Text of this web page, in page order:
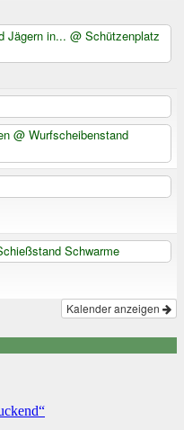
Jägern in... @ Schützenplatz
@ Wurfscheibenstand
Schwarme
Kalender anzeigen